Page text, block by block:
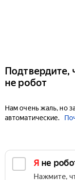
Подтвердите,
не робот
Нам очень жаль, но
автоматические.
Я не
Нажмите,